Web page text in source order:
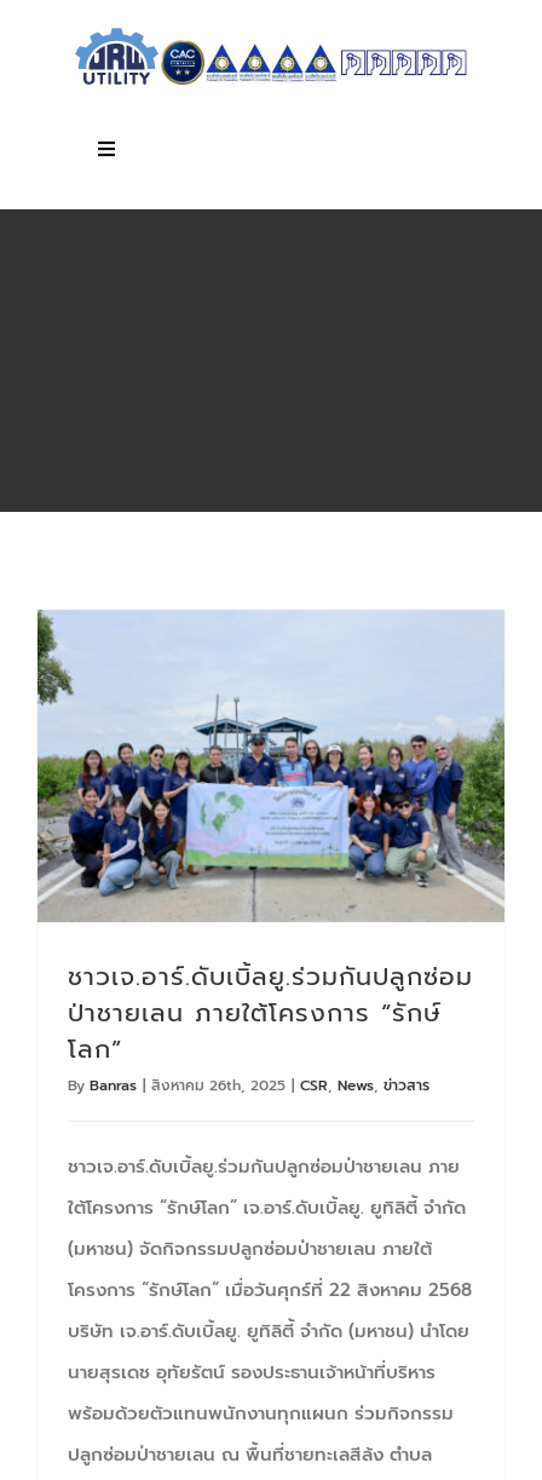
Toggle
ติดต่อ
ชาวเจ.อาร์.ดับเบิ้ลยู.ร่วมกันปลูกซ่อม
ป่าชายเลน ภายใต้โครงการ “รักษ์
โลก”
By Banras | สิงหาคม 26th, 2025 | CSR News ข่าวสาร
ชาวเจ.อาร์.ดับเบิ้ลยู.ร่วมกันปลูกซ่อมป่าชายเลน ภาย
ใต้โครงการ “รักษ์โลก” เจ.อาร์.ดับเบิ้ลยู. ยูทิลิตี้ จำกัด
(มหาชน) จัดกิจกรรมปลูกซ่อมป่าชายเลน ภายใต้
โครงการ “รักษ์โลก” เมื่อวันศุกร์ที่ 22 สิงหาคม 2568
บริษัท เจ.อาร์.ดับเบิ้ลยู. ยูทิลิตี้ จำกัด (มหาชน) นำโดย
นายสุรเดช อุทัยรัตน์ รองประธานเจ้าหน้าที่บริหาร
พร้อมด้วยตัวแทนพนักงานทุกแผนก ร่วมกิจกรรม
ปลูกซ่อมป่าชายเลน ณ พื้นที่ชายทะเลสีล้ง ตำบล